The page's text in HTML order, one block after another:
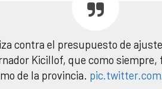
contra el presupuesto de
Kicillof, que como siempre,
de la provincia.